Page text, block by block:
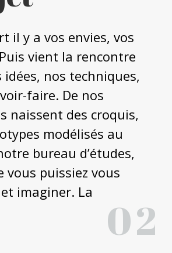
il y a vos envies, vos
vient la rencontre
idées, nos techniques,
faire. De nos
naissent des croquis,
modélisés au
bureau d’études,
vous puissiez vous
imaginer. La
peut commencer.02